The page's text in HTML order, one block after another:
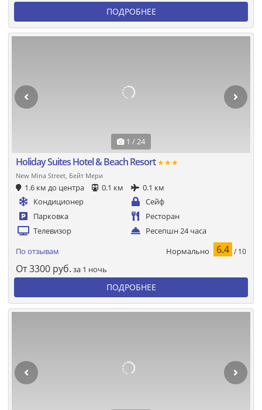
ПОДРОБНЕЕ
1 / 24
Holiday Suites Hotel & Beach Resort★★★
New Mina Street, Бейт Мери
1.6 км до центра 0.1 км
0.1 км
Кондиционер
Сейф
Парковка
Ресторан
Телевизор
Ресепшн 24 часа
По отзывам Нормально 6.4 / 10
От3300 руб. за 1 ночь
ПОДРОБНЕЕ